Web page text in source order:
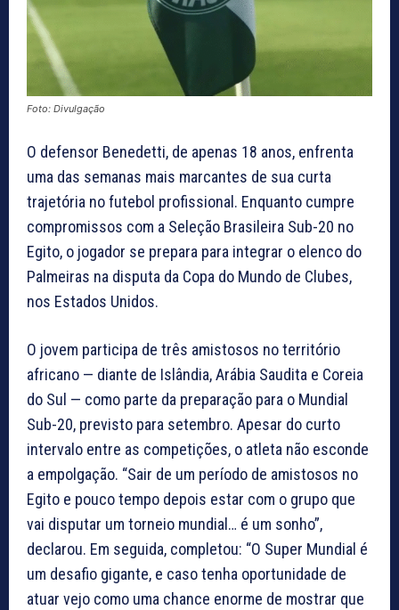
Foto: Divulgação
O defensor Benedetti, de apenas 18 anos, enfrenta
uma das semanas mais marcantes de sua curta
trajetória no futebol profissional. Enquanto cumpre
compromissos com a Seleção Brasileira Sub-20 no
Egito, o jogador se prepara para integrar o elenco do
Palmeiras na disputa da Copa do Mundo de Clubes,
nos Estados Unidos.
O jovem participa de três amistosos no território
africano — diante de Islândia, Arábia Saudita e Coreia
do Sul — como parte da preparação para o Mundial
Sub-20, previsto para setembro. Apesar do curto
intervalo entre as competições, o atleta não esconde
a empolgação. “Sair de um período de amistosos no
Egito e pouco tempo depois estar com o grupo que
vai disputar um torneio mundial… é um sonho”,
declarou. Em seguida, completou: “O Super Mundial é
um desafio gigante, e caso tenha oportunidade de
atuar vejo como uma chance enorme de mostrar que